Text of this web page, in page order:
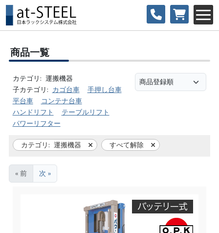
商品一覧
カテゴリ: 運搬機器
子カテゴリ: カゴ台車
手押し台車
平台車
コンテナ台車
ハンドリフト
テーブルリフト
パワーリフター
カテゴリ: 運搬機器 すべて解除
« 前 次 »